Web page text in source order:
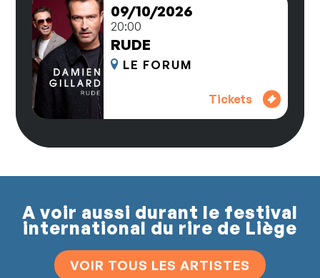
09/10/2026
20:00
RUDE
LE FORUM
Tickets
A voir aussi durant le festival
international du rire de Liège
VOIR TOUS LES ARTISTES